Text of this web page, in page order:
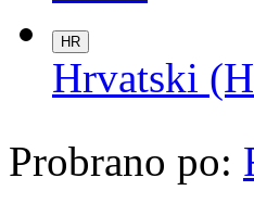
HR
Hrvatski
Probrano po: